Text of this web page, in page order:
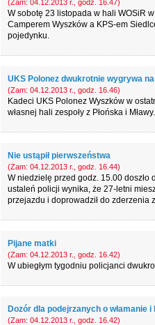
(Zam: 04.12.2013 r., godz. 16.47)
W sobotę 23 listopada w hali WOSiR
Camperem Wyszków a KPS-em
pojedynku.
UKS Polonez dwukrotnie wygrywa
(Zam: 04.12.2013 r., godz. 16.46)
Kadeci UKS Polonez Wyszków w
własnej hali zespoły z Płońska i Mławy.
Nie ustąpił pierwszeństwa
(Zam: 04.12.2013 r., godz. 16.44)
W niedzielę przed godz. 15.00
ustaleń policji wynika, że 27-letni
przejazdu i doprowadził do zderzenia
Pijane matki
(Zam: 04.12.2013 r., godz. 16.42)
W ubiegłym tygodniu policjanci
Dozór dla podejrzanych o włamanie i
(Zam: 04.12.2013 r., godz. 16.42)